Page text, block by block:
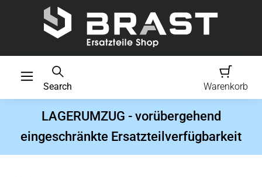
Search Warenkorb
LAGERUMZUG - vorübergehend
eingeschränkte Ersatzteilverfügbarkeit